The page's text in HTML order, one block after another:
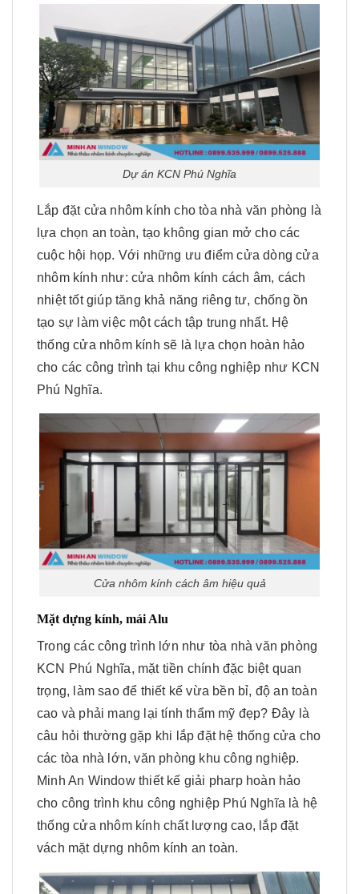
Dự án KCN Phú Nghĩa
Lắp đặt cửa nhôm kính cho tòa nhà văn phòng là
lựa chọn an toàn, tạo không gian mở cho các
cuộc hội họp. Với những ưu điểm cửa dòng cửa
nhôm kính như: cửa nhôm kính cách âm, cách
nhiệt tốt giúp tăng khả năng riêng tư, chống ồn
tạo sự làm việc một cách tập trung nhất. Hệ
thống cửa nhôm kính sẽ là lựa chọn hoàn hảo
cho các công trình tại khu công nghiệp như KCN
Phú Nghĩa.
Cửa nhôm kính cách âm hiệu quả
Mặt dựng kính, mái Alu
Trong các công trình lớn như tòa nhà văn phòng
KCN Phú Nghĩa, mặt tiền chính đặc biệt quan
trọng, làm sao để thiết kế vừa bền bỉ, độ an toàn
cao và phải mang lại tính thẩm mỹ đẹp? Đây là
câu hỏi thường gặp khi lắp đặt hệ thống cửa cho
các tòa nhà lớn, văn phòng khu công nghiệp.
Minh An Window thiết kế giải pharp hoàn hảo
cho công trình khu công nghiệp Phú Nghĩa là hệ
thống cửa nhôm kính chất lượng cao, lắp đặt
vách mặt dựng nhôm kính an toàn.